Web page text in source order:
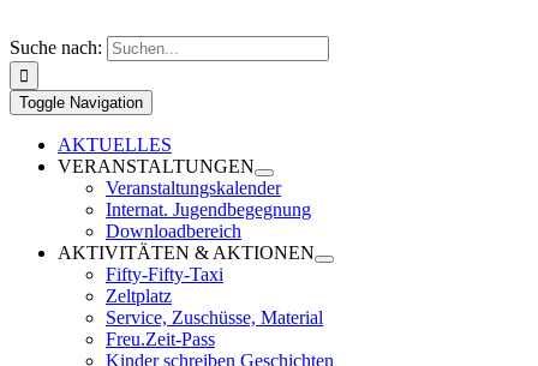
Suche nach:
Toggle Navigation
AKTUELLES
VERANSTALTUNGEN
Veranstaltungskalender
Internat. Jugendbegegnung
Downloadbereich
AKTIVITÄTEN & AKTIONEN
Fifty-Fifty-Taxi
Zeltplatz
Service, Zuschüsse, Material
Freu.Zeit-Pass
Kinder schreiben Geschichten